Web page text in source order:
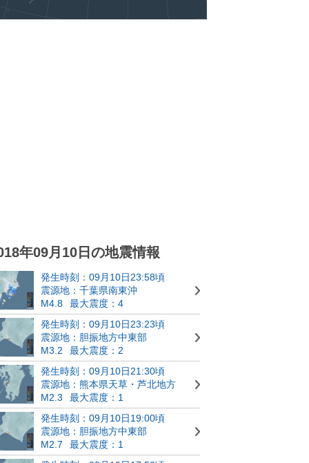
年09月10日の地震情報
発生時刻：09月10日23:58頃
震源地：千葉県南東沖
M4.8
最大震度：4
発生時刻：09月10日23:23頃
震源地：胆振地方中東部
M3.2
最大震度：2
発生時刻：09月10日21:30頃
震源地：熊本県天草・芦北地方
M2.3
最大震度：1
発生時刻：09月10日19:00頃
震源地：胆振地方中東部
M2.7
最大震度：1